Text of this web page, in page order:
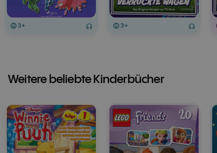
3+ 3+
Weitere beliebte Kinderbücher